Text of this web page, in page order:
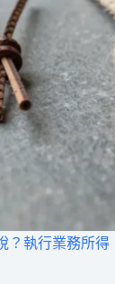
？執行業務所得